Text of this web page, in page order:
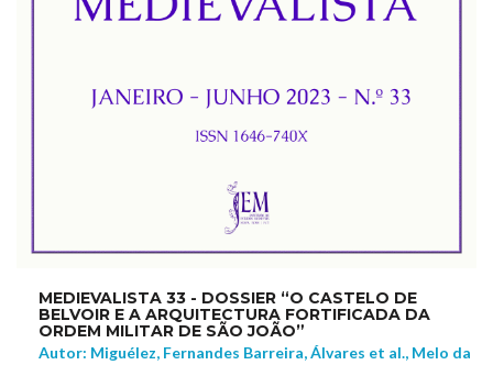
MEDIEVALISTA 33 - DOSSIER “O CASTELO DE
BELVOIR E A ARQUITECTURA FORTIFICADA DA
ORDEM MILITAR DE SÃO JOÃO”
Autor: Miguélez, Fernandes Barreira, Álvares et al., Melo da